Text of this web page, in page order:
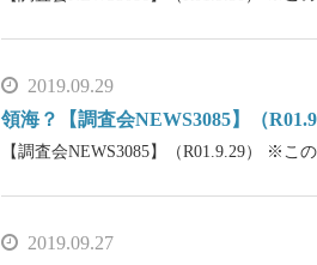
2019.09.29
領海？【調査会NEWS3085】（
【調査会NEWS3085】（R01.9.29） ※
2019.09.27